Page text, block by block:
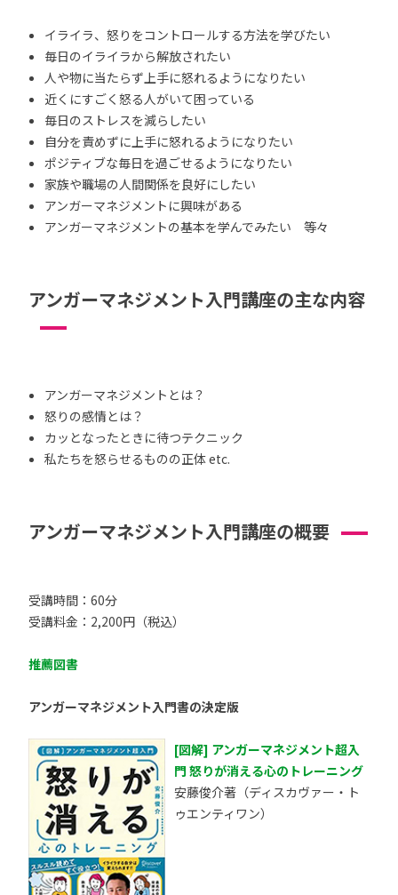
イライラ、怒りをコントロールする方法を学びたい
毎日のイライラから解放されたい
人や物に当たらず上手に怒れるようになりたい
近くにすごく怒る人がいて困っている
毎日のストレスを減らしたい
自分を責めずに上手に怒れるようになりたい
ポジティブな毎日を過ごせるようになりたい
家族や職場の人間関係を良好にしたい
アンガーマネジメントに興味がある
アンガーマネジメントの基本を学んでみたい 等々
アンガーマネジメント入門講座の主な内容
アンガーマネジメントとは？
怒りの感情とは？
カッとなったときに待つテクニック
私たちを怒らせるものの正体 etc.
アンガーマネジメント入門講座の概要
受講時間：60分
受講料金：2,200円（税込）
推薦図書
アンガーマネジメント入門書の決定版
[図解] アンガーマネジメント超入
門 怒りが消える心のトレーニング
安藤俊介著（ディスカヴァー・ト
ゥエンティワン）